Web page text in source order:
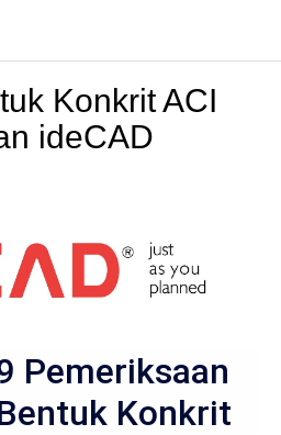
Konkrit ACI
ideCAD
Pemeriksaan
Konkrit